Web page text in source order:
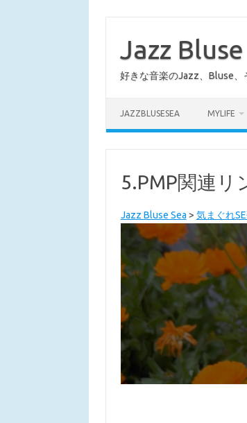
Jazz Bluse
好きな音楽のJazz、Bluse、
JAZZBLUSESEA MYLIFE
5.PMP関連リ
Jazz Bluse Sea > 気まぐれ